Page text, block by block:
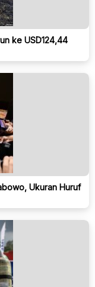
ke USD124,44
Ukuran Huruf